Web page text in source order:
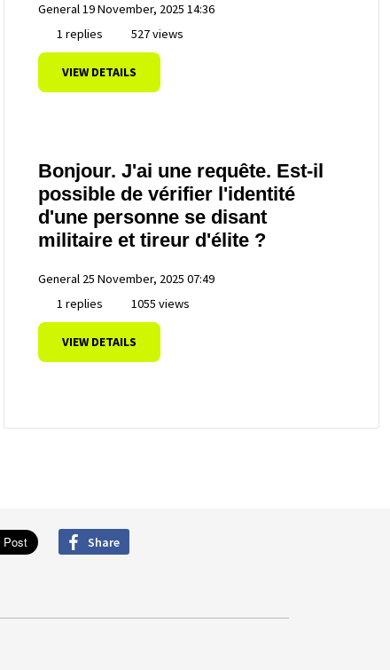
General19 November, 2025 14:36
1 replies
527 views
VIEW DETAILS
Bonjour. J'ai une requête. Est-il
possible de vérifier l'identité
d'une personne se disant
militaire et tireur d'élite ?
General 25 November, 2025 07:49
1 replies
1055 views
VIEW DETAILS
Share